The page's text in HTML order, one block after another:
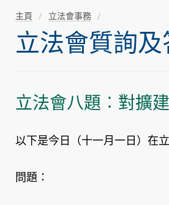
主頁 立法會事務
立法會質詢
立法會八題︰對擴
以下是今日（十一月一日）在
問題：